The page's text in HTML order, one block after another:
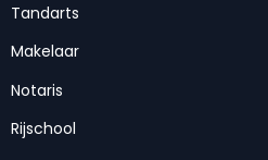
Tandarts
Makelaar
Notaris
Rijschool